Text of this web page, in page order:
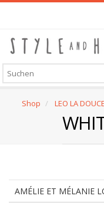
Skip
content
Shop LEO LA DOUCE
AMÉLIE ET MÉLANIE